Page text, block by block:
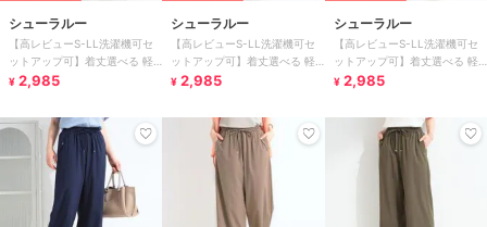
シューラルー
【高レビューS-LL洗濯機可セ
ットアップ可】着丈選べる 軽
凛(かろりん) ひんやりフラップ
¥ 2,985
シューラルー
【高レビューS-LL洗濯機可セ
ットアップ可】着丈選べる 軽
凛(かろりん) ひんやりフラップ
¥ 2,985
シューラルー
【高レビューS-LL洗濯機可セ
ットアップ可】着丈選べる 軽
凛(かろりん) ひんやりフラップ
¥ 2,985